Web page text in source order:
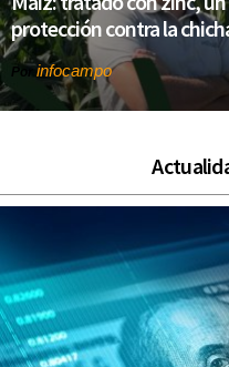
protección contra la
Por infocampo